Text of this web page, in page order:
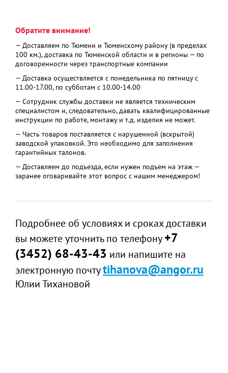
Обратите внимание!
— Доставляем по Тюмени и Тюменскому району (в пределах
100 км.), доставка по Тюменской области и в регионы — по
договоренности через транспортные компании
— Доставка осуществляется с понедельника по пятницу с
11.00-17.00, по субботам с 10.00-14.00
— Сотрудник службы доставки не является техническим
специалистом и, следовательно, давать квалифицированные
инструкции по работе, монтажу и т.д. изделия не может.
— Часть товаров поставляется с нарушенной (вскрытой)
заводской упаковкой. Это необходимо для заполнения
гарантийных талонов.
— Доставляем до подъезда, если нужен подъем на этаж —
заранее оговаривайте этот вопрос с нашим менеджером!
Подробнее об условиях и сроках доставки
вы можете уточнить по телефону+7
(3452) 68-43-43 или напишите на
электронную почтуtihanova@angor.ru
Юлии Тихановой